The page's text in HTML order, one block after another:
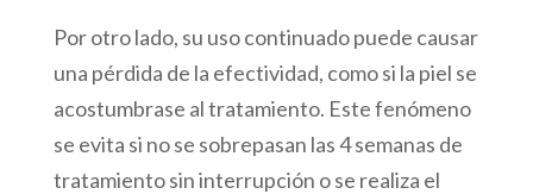
Por otro lado, su uso continuado puede causar
una pérdida de la efectividad, como si la piel se
acostumbrase al tratamiento. Este fenómeno
se evita si no se sobrepasan las 4 semanas de
tratamiento sin interrupción o se realiza el